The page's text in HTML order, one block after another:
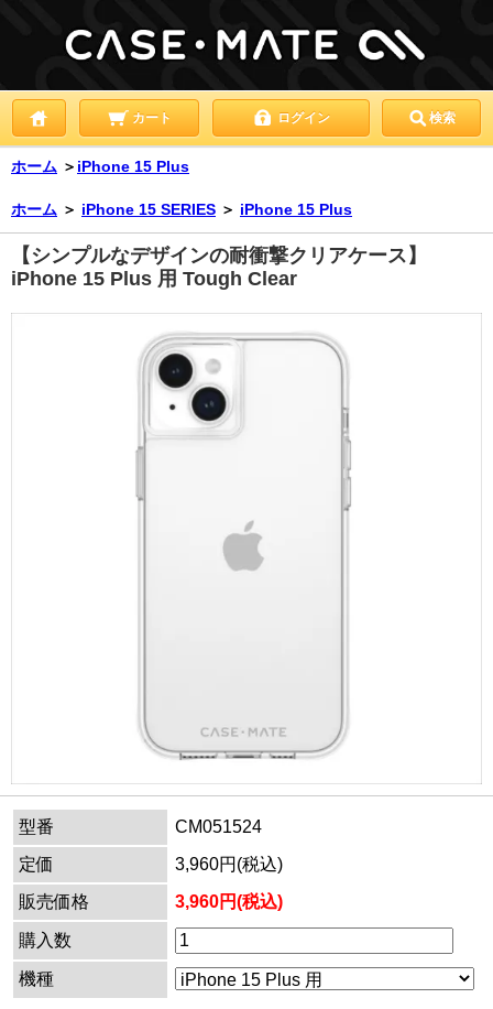
カート ログイン 検索
ホーム ＞ iPhone 15 Plus
ホーム ＞ iPhone 15 SERIES ＞ iPhone 15 Plus
【シンプルなデザインの耐衝撃クリアケース】
iPhone 15 Plus 用 Tough Clear
型番
CM051524
定価
3,960円(税込)
販売価格
3,960円(税込)
購入数
機種